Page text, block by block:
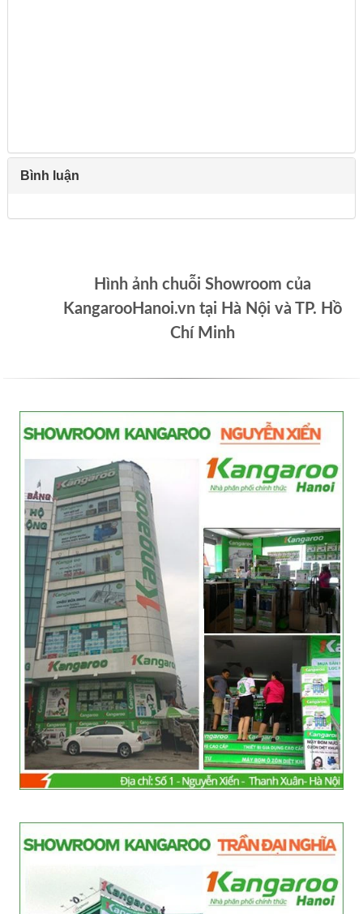
Bình luận
Hình ảnh chuỗi Showroom của
KangarooHanoi.vn tại Hà Nội và TP. Hồ
Chí Minh